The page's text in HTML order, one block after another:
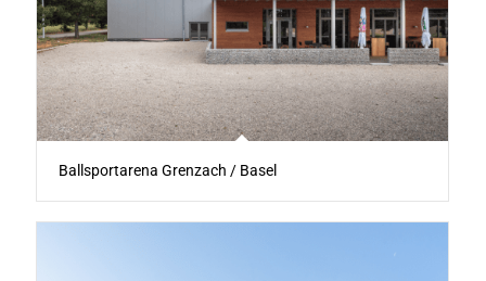
Ballsportarena Grenzach / Basel